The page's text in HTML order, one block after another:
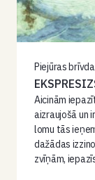
Piejūras
Aicinām
aizraujošā un
lomu tās
dažādas
zvīņām,